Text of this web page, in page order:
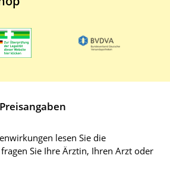
lesen Sie die
Sie Ihre Ärztin, Ihren Arzt oder